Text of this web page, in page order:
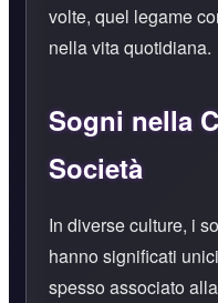
volte, quel legame
nella vita quotidiana.
Sogni nella
Società
In diverse culture, i
hanno significati
spesso associato